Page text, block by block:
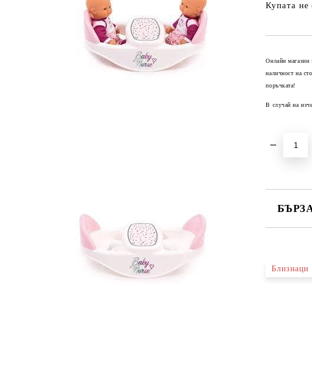
Купата не
Онлайн магазин
наличност на
поръчката!
В случай на
Ние ще
Близнаци